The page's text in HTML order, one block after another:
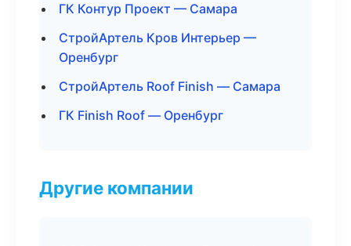
ГК Контур Проект — Самара
СтройАртель Кров Интерьер —
Оренбург
СтройАртель Roof Finish — Самара
ГК Finish Roof — Оренбург
Другие компании